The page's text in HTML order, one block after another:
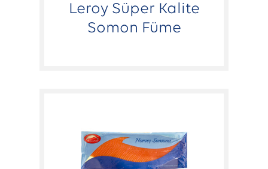
Leroy Süper Kalite
Somon Füme